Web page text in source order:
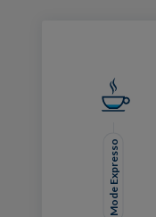
Mode Expresso